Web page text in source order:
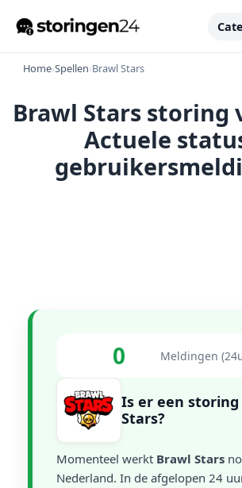
Home›Spellen›Brawl Stars
Brawl Stars storing
Actuele
0 Meldingen
Is er een
Stars?
Momenteel werkt Brawl Stars
Nederland. In de afgelopen 24